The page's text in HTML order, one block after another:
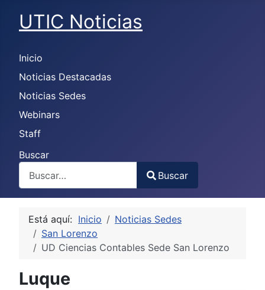
UTIC Noticias
Inicio
Noticias Destacadas
Noticias Sedes
Webinars
Staff
Buscar
Type 2 or more characters for results.
Buscar
Está aquí: Inicio
Noticias Sedes
San Lorenzo
UD Ciencias Contables Sede San Lorenzo
Luque